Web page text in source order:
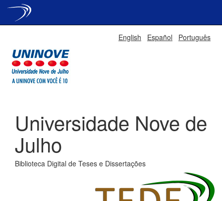
English Español Português
Universidade Nove de
Julho
Biblioteca Digital de Teses e Dissertações